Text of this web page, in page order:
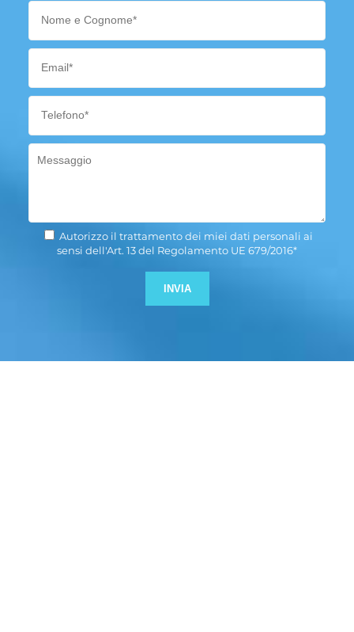
Autorizzo il trattamento dei miei dati personali ai
sensi dell'Art. 13 del Regolamento UE 679/2016*